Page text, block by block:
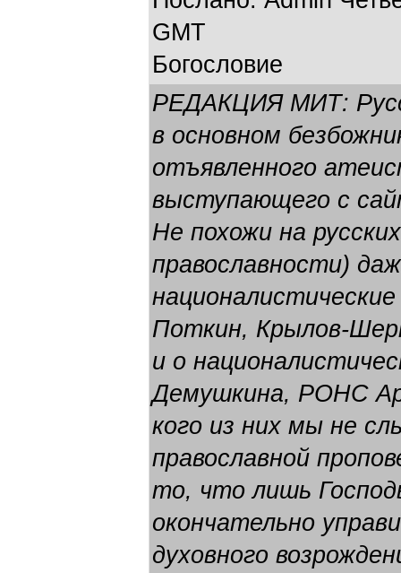
GMT
Богословие
РЕДАКЦИЯ МИТ:
в основном
отъявленного
выступающего с
Не похожи на
православности)
Поткин, Крылов-
и о
Демушкина, РОНС
кого из них мы не
православной
то, что лишь
окончательно
духовного